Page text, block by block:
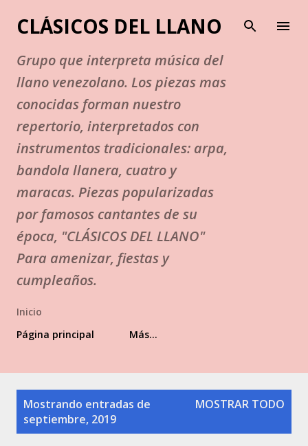
Ir al contenido principal
CLÁSICOS DEL LLANO
Grupo que interpreta música del
llano venezolano. Los piezas mas
conocidas forman nuestro
repertorio, interpretados con
instrumentos tradicionales: arpa,
bandola llanera, cuatro y
maracas. Piezas popularizadas
por famosos cantantes de su
época, "CLÁSICOS DEL LLANO"
Para amenizar, fiestas y
cumpleaños.
Inicio
Página principal
Más…
Entradas
Mostrando entradas de
septiembre, 2019
MOSTRAR TODO